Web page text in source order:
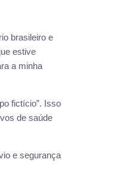
brasileiro e
estive
a minha
fictício”. Isso
de saúde
e segurança